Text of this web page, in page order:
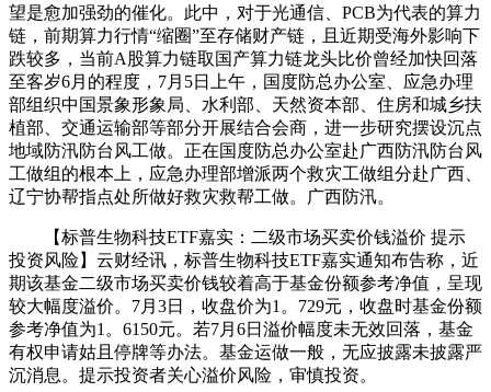
望是愈加强劲的催化。此中，对于光通信、PCB为代表的算力
链，前期算力行情“缩圈”至存储财产链，且近期受海外影响下
跌较多，当前A股算力链取国产算力链龙头比价曾经加快回落
至客岁6月的程度，7月5日上午，国度防总办公室、应急办理
部组织中国景象形象局、水利部、天然资本部、住房和城乡扶
植部、交通运输部等部分开展结合会商，进一步研究摆设沉点
地域防汛防台风工做。正在国度防总办公室赴广西防汛防台风
工做组的根本上，应急办理部增派两个救灾工做组分赴广西、
辽宁协帮指点处所做好救灾救帮工做。广西防汛。
【标普生物科技ETF嘉实：二级市场买卖价钱溢价 提示
投资风险】云财经讯，标普生物科技ETF嘉实通知布告称，近
期该基金二级市场买卖价钱较着高于基金份额参考净值，呈现
较大幅度溢价。7月3日，收盘价为1。729元，收盘时基金份额
参考净值为1。6150元。若7月6日溢价幅度未无效回落，基金
有权申请姑且停牌等办法。基金运做一般，无应披露未披露严
沉消息。提示投资者关心溢价风险，审慎投资。